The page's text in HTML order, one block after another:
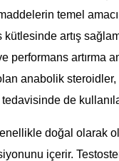
temel
artış
performans artırma
anabolik steroidler,
tedavisinde de
doğal olarak
içerir.